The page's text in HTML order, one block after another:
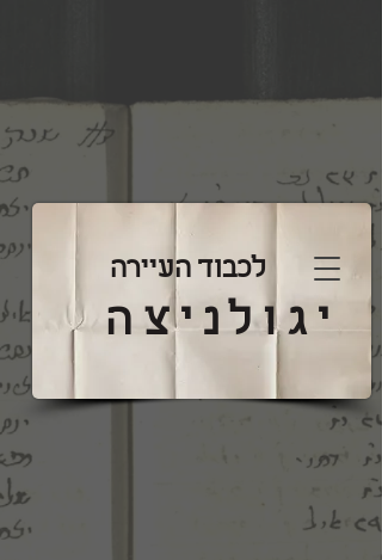
לכבוד העיירה
יגולניצה